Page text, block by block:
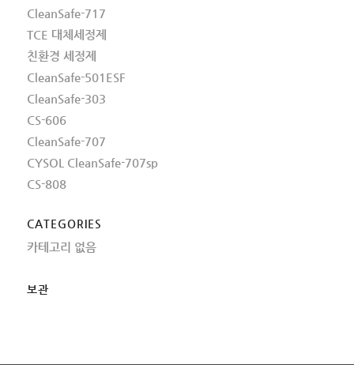
CleanSafe-717
TCE 대체세정제
친환경 세정제
CleanSafe-501ESF
CleanSafe-303
CS-606
CleanSafe-707
CYSOL CleanSafe-707sp
CS-808
CATEGORIES
카테고리 없음
보관